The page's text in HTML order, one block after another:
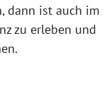
dann ist auch im
zu erleben und